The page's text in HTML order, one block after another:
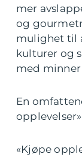
mer
og
mulighet til
kulturer og
med
En
opplevelser»
«Kjøpe